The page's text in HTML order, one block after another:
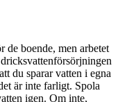
de boende, men arbetet
du sparar vatten i egna
är inte farligt. Spola
igen. Om inte,